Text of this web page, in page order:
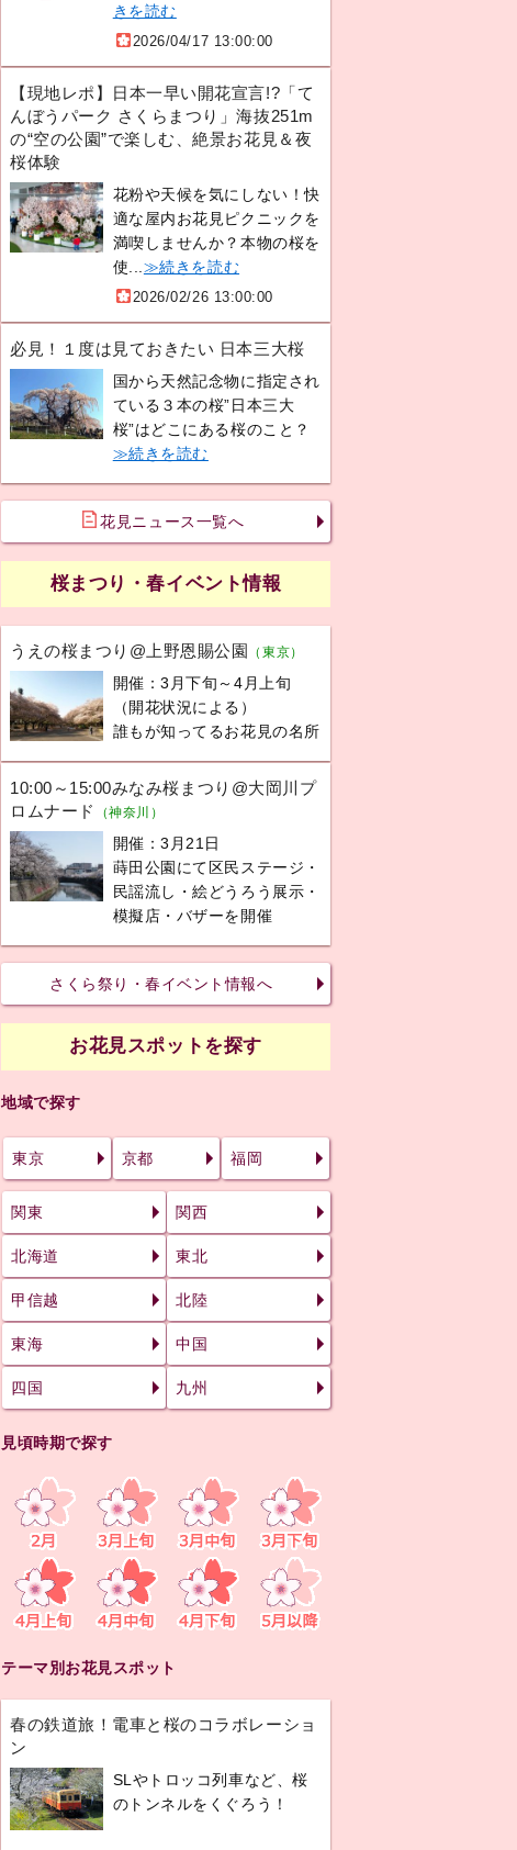
きを読む
2026/04/17 13:00:00
【現地レポ】日本一早い開花宣言!?「て
んぼうパーク さくらまつり」海抜251m
の“空の公園”で楽しむ、絶景お花見＆夜
桜体験
花粉や天候を気にしない！快
適な屋内お花見ピクニックを
満喫しませんか？本物の桜を
使... ≫続きを読む
2026/02/26 13:00:00
必見！１度は見ておきたい 日本三大桜
国から天然記念物に指定され
ている３本の桜”日本三大
桜”はどこにある桜のこと？
≫続きを読む
花見ニュース一覧へ
桜まつり・春イベント情報
うえの桜まつり@上野恩賜公園 （東京）
開催：3月下旬～4月上旬
（開花状況による）
誰もが知ってるお花見の名所
10:00～15:00みなみ桜まつり@大岡川プ
ロムナード
（神奈川）
開催：3月21日
蒔田公園にて区民ステージ・
民謡流し・絵どうろう展示・
模擬店・バザーを開催
さくら祭り・春イベント情報へ
お花見スポットを探す
地域で探す
東京 京都 福岡
関東 関西
北海道 東北
甲信越 北陸
東海 中国
四国 九州
見頃時期で探す
テーマ別お花見スポット
春の鉄道旅！電車と桜のコラボレーショ
ン
SLやトロッコ列車など、桜
のトンネルをくぐろう！